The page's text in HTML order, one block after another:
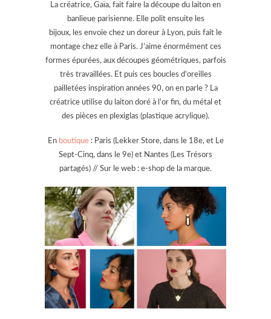
La créatrice, Gaïa, fait faire la découpe du laiton en
banlieue parisienne. Elle polit ensuite les
bijoux, les envoie chez un doreur à Lyon, puis fait le
montage chez elle à Paris. J’aime énormément ces
formes épurées, aux découpes géométriques, parfois
très travaillées. Et puis ces boucles d’oreilles
pailletées inspiration années 90, on en parle ? La
créatrice utilise du laiton doré à l’or fin, du métal et
des pièces en plexiglas (plastique acrylique).
En boutique: Paris (Lekker Store, dans le 18e, et Le
Sept-Cinq, dans le 9e) et Nantes (Les Trésors
partagés) // Sur le web : e-shop de la marque.